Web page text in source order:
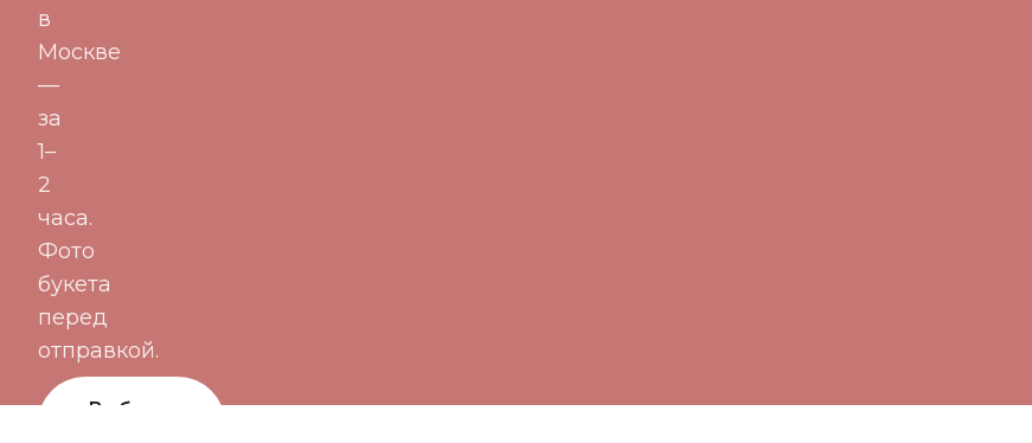
в
Москве
—
за
1–
2
часа.
Фото
букета
перед
отправкой.
Выбрать